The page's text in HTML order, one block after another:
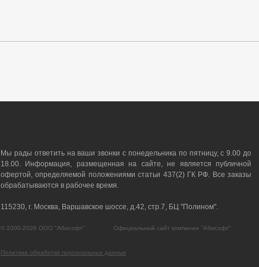
Мы рады ответить на ваши звонки с понедельника по пятницу, с 9.00 до
18.00. Информация, размещенная на сайте, не является публичной
офертой, определяемой положениями статьи 437(2) ГК РФ. Все заказы
обрабатываются в рабочее время.
115230, г. Москва, Варшавское шоссе, д.42, стр.7, БЦ "Полином".
© 2000-2026 ООО "Абисофт" Официальный сайт компании "Абисофт"
Политика обработки персональных данных